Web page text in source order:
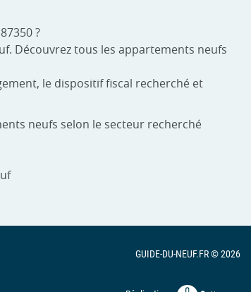
?
Découvrez tous les appartements neufs
le dispositif fiscal recherché et
neufs selon le secteur recherché
GUIDE-DU-NEUF.FR © 2026